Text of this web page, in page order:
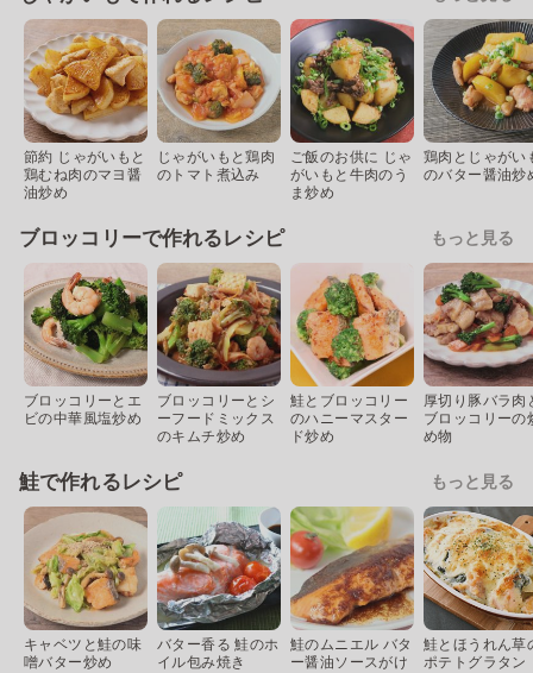
節約 じゃがいもと
鶏むね肉のマヨ醤
油炒め
じゃがいもと鶏肉
のトマト煮込み
ご飯のお供に じゃ
がいもと牛肉のう
ま炒め
鶏肉とじゃがい
のバター醤油炒
ブロッコリーで作れるレシピ もっと見る
ブロッコリーとエ
ビの中華風塩炒め
ブロッコリーとシ
ーフードミックス
のキムチ炒め
鮭とブロッコリー
のハニーマスター
ド炒め
厚切り豚バラ肉
ブロッコリーの
め物
鮭で作れるレシピ もっと見る
キャベツと鮭の味
噌バター炒め
バター香る 鮭のホ
イル包み焼き
鮭のムニエル バタ
ー醤油ソースがけ
鮭とほうれん草
ポテトグラタン